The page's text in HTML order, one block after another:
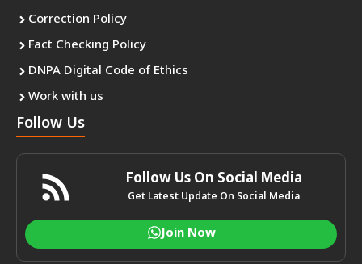
Correction Policy
Fact Checking Policy
DNPA Digital Code of Ethics
Work with us
Follow Us
Follow Us On Social Media
Get Latest Update On Social Media
Join Now